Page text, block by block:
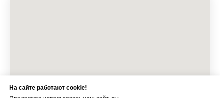
На сайте работают cookie!